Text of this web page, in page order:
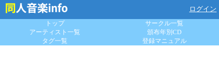
ログイン
トップ
サークル一覧
アーティスト一覧
頒布年別CD
タグ一覧
登録マニュアル